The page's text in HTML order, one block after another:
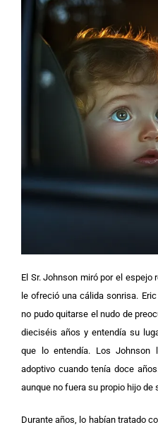
El Sr. Johnson miró por el espejo
le ofreció una cálida sonrisa.
no pudo quitarse el nudo de
dieciséis años y entendía su
que lo entendía. Los Johnson
adoptivo cuando tenía doce
aunque no fuera su propio hijo de
Durante años, lo habían tratado